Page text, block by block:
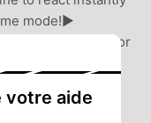
mode!▶
Enjoy all this for
it offers the
like a real
clubs of
votre aide